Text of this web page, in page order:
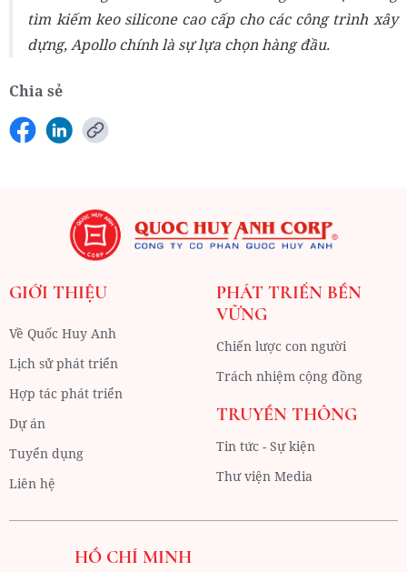
tìm kiếm keo silicone cao cấp cho các công trình xây
dựng, Apollo chính là sự lựa chọn hàng đầu.
Chia sẻ
GIỚI THIỆU
Về Quốc Huy Anh
Lịch sử phát triển
Hợp tác phát triển
Dự án
Tuyển dụng
Liên hệ
PHÁT TRIỂN BỀN
VỮNG
Chiến lược con người
Trách nhiệm cộng đồng
TRUYỀN THÔNG
Tin tức - Sự kiện
Thư viện Media
HỒ CHÍ MINH